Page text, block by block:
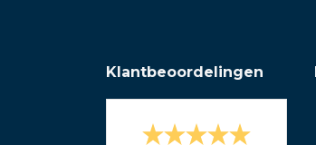
Klantbeoordelingen